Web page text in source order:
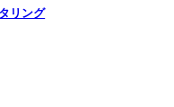
リング